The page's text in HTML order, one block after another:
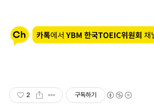
2 구독하기